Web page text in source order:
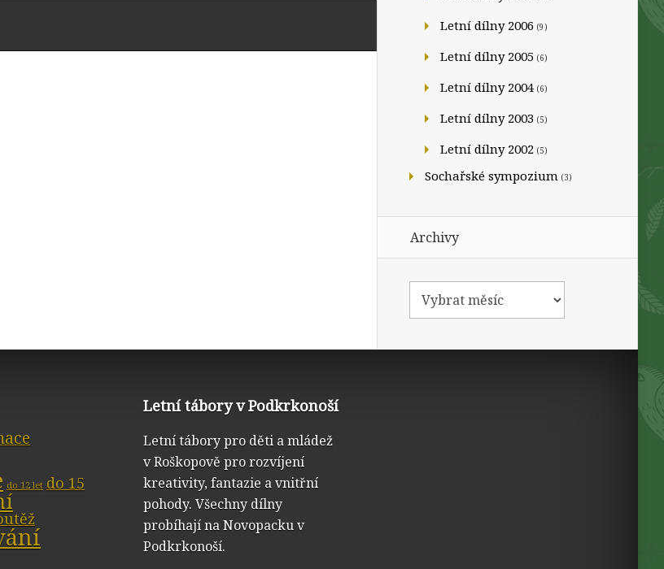
Letní dílny 2006 (9)
Letní dílny 2005 (6)
Letní dílny 2004 (6)
Letní dílny 2003 (5)
Letní dílny 2002 (5)
Sochařské sympozium (3)
Archivy
do 12 let do 15
Letní tábory v Podkrkonoší
Letní tábory pro děti a mládež
v Roškopově pro rozvíjení
kreativity, fantazie a vnitřní
pohody. Všechny dílny
probíhají na Novopacku v
Podkrkonoší.